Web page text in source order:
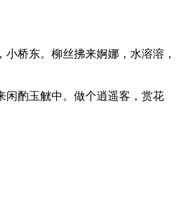
桥东。柳丝拂来婀娜，水溶溶，
闲酌玉觥中。做个逍遥客，赏花